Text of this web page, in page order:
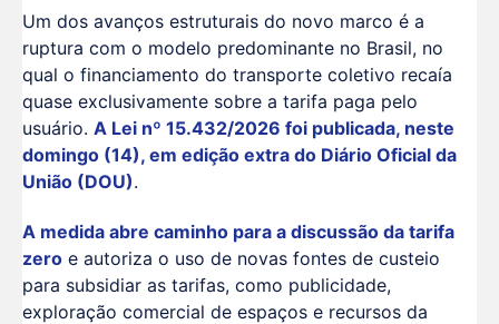
Um dos avanços estruturais do novo marco é a
ruptura com o modelo predominante no Brasil, no
qual o financiamento do transporte coletivo recaía
quase exclusivamente sobre a tarifa paga pelo
usuário. A Lei nº 15.432/2026 foi publicada, neste
domingo (14), em edição extra do Diário Oficial da
União (DOU).
A medida abre caminho para a discussão da tarifa
zero e autoriza o uso de novas fontes de custeio
para subsidiar as tarifas, como publicidade,
exploração comercial de espaços e recursos da